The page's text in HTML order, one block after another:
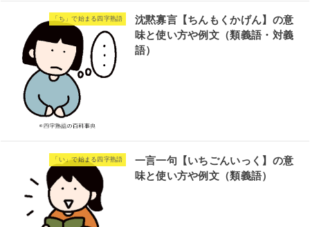
「ち」で始まる四字熟語
沈黙寡言【ちんもくかげん】の意
味と使い方や例文（類義語・対義
語）
「い」で始まる四字熟語
一言一句【いちごんいっく】の意
味と使い方や例文（類義語）